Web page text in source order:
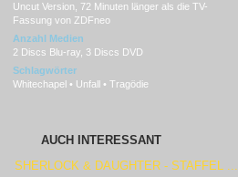
Uncut Version, 72 Minuten länger als die TV-
Fassung von ZDFneo
Anzahl Medien
2 Discs Blu-ray, 3 Discs DVD
Schlagwörter
Whitechapel • Unfall • Tragödie
AUCH INTERESSANT
SHERLOCK & DAUGHTER - STAFFEL ...